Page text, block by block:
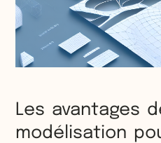
Les avantages
modélisation